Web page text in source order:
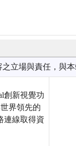
立場與責任，與
創新視覺功
界領先的
連線取得資